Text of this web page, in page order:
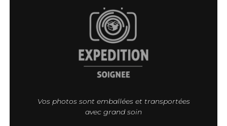
Vos photos sont emballées et transportées
avec grand soin